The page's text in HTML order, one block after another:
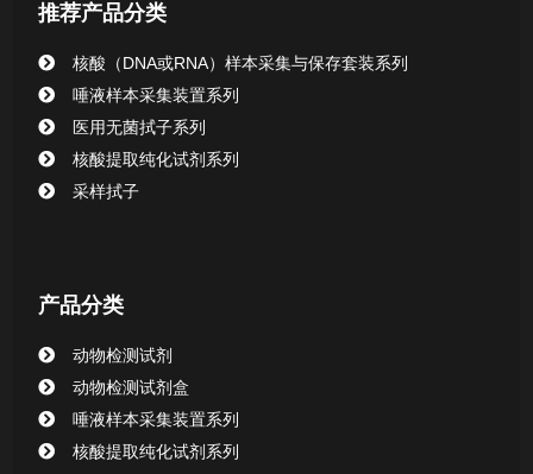
清洁验证棉签系列
动物检测试剂
推荐产品分类
核酸（DNA或RNA）样本采集与保存套装系列
唾液样本采集装置系列
医用无菌拭子系列
核酸提取纯化试剂系列
采样拭子
产品分类
动物检测试剂
动物检测试剂盒
唾液样本采集装置系列
核酸提取纯化试剂系列